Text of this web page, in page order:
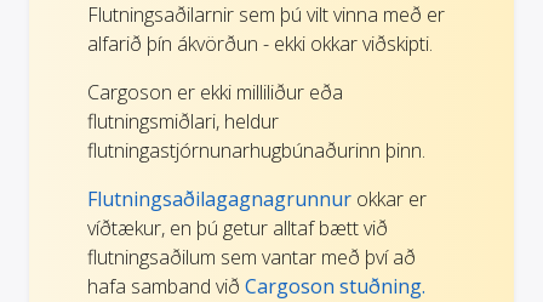
Flutningsaðilarnir sem þú vilt vinna með er
alfarið þín ákvörðun - ekki okkar viðskipti.
Cargoson er ekki milliliður eða
flutningsmiðlari, heldur
flutningastjórnunarhugbúnaðurinn þinn.
Flutningsaðilagagnagrunnur okkar er
víðtækur, en þú getur alltaf bætt við
flutningsaðilum sem vantar með því að
hafa samband við Cargoson stuðning.